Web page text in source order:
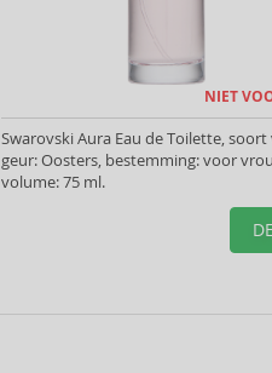
NIET
Swarovski Aura Eau de Toilette, soort
geur: Oosters, bestemming: voor
volume: 75 ml.